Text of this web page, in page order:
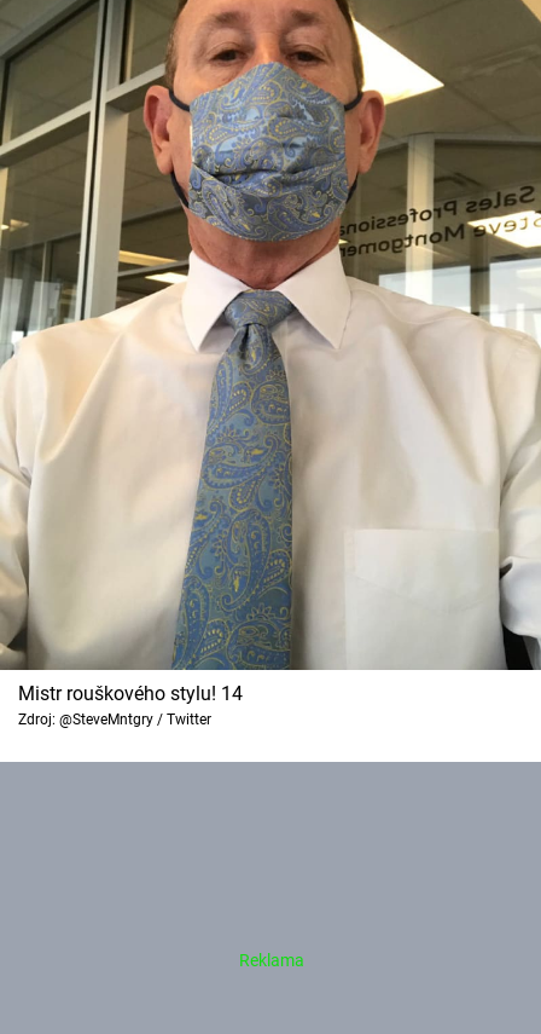
Mistr rouškového stylu! 14
Zdroj: @SteveMntgry / Twitter